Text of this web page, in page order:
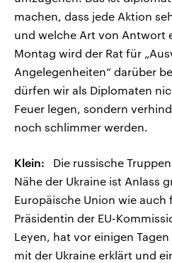
machen, dass jede Aktion
und welche Art von Antwort
Montag wird der Rat für
Angelegenheiten“ darüber
dürfen wir als Diplomaten
Feuer legen, sondern
noch schlimmer werden.
Klein: Die russische
Nähe der Ukraine ist Anlass
Europäische Union wie auch
Präsidentin der EU-
Leyen, hat vor einigen
mit der Ukraine erklärt und